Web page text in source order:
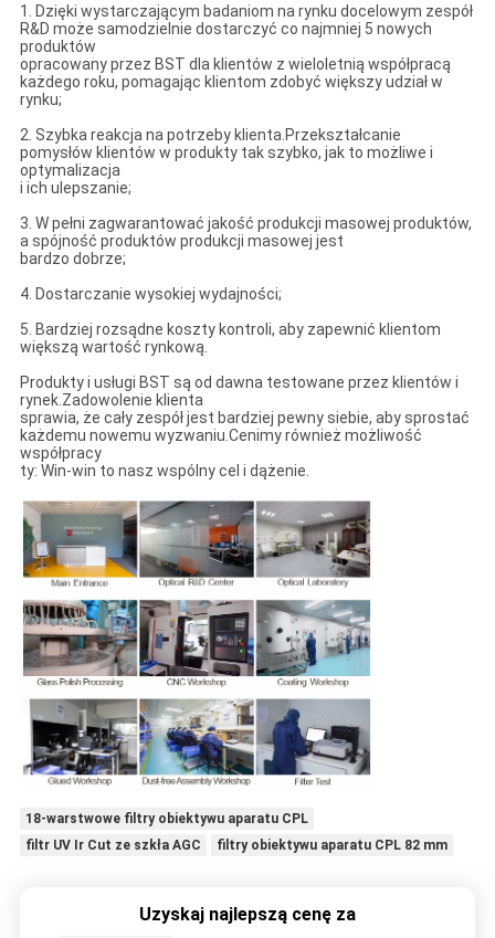
1. Dzięki wystarczającym badaniom na rynku docelowym zespół
R&D może samodzielnie dostarczyć co najmniej 5 nowych
produktów
opracowany przez BST dla klientów z wieloletnią współpracą
każdego roku, pomagając klientom zdobyć większy udział w
rynku;
2. Szybka reakcja na potrzeby klienta.Przekształcanie
pomysłów klientów w produkty tak szybko, jak to możliwe i
optymalizacja
i ich ulepszanie;
3. W pełni zagwarantować jakość produkcji masowej produktów,
a spójność produktów produkcji masowej jest
bardzo dobrze;
4. Dostarczanie wysokiej wydajności;
5. Bardziej rozsądne koszty kontroli, aby zapewnić klientom
większą wartość rynkową.
Produkty i usługi BST są od dawna testowane przez klientów i
rynek.Zadowolenie klienta
sprawia, że ​​cały zespół jest bardziej pewny siebie, aby sprostać
każdemu nowemu wyzwaniu.Cenimy również możliwość
współpracy
ty: Win-win to nasz wspólny cel i dążenie.
18-warstwowe filtry obiektywu aparatu CPL
filtr UV Ir Cut ze szkła AGC
filtry obiektywu aparatu CPL 82 mm
Uzyskaj najlepszą cenę za